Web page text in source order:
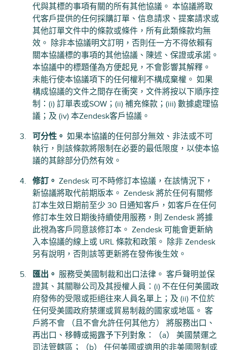
代與其標的事項有關的所有其他協議。 本協議將取
代客戶提供的任何採購訂單、信息請求、提案請求或
其他訂單文件中的條款或條件，所有此類條款均無
效。 除非本協議明文訂明，否則任一方不得依賴有
關本協議標的事項的其他協議、陳述、保證或承諾。
本協議中的標題僅為方便起見，不會影響其解釋。
未能行使本協議項下的任何權利不構成棄權。 如果
構成協議的文件之間存在衝突，文件將按以下順序控
制：(i) 訂單表或SOW；(ii) 補充條款；(iii) 數據處理協
議；及 (iv) 本Zendesk客戶協議。
可分性。 如果本協議的任何部分無效、非法或不可
執行，則該條款將限制在必要的最低限度，以使本協
議的其餘部分仍然有效。
修訂。 Zendesk 可不時修訂本協議，在該情況下，
新協議將取代前期版本。 Zendesk 將於任何有關修
訂本生效日期前至少 30 日通知客戶，如客戶在任何
修訂本生效日期後持續使用服務，則 Zendesk 將據
此視為客戶同意該修訂本。 Zendesk 可能會更新納
入本協議的線上或 URL 條款和政策。 除非 Zendesk
另有說明，否則該等更新將在發佈後生效。
匯出。 服務受美國制裁和出口法律。 客戶聲明並保
證其、其關聯公司及其授權人員：(i) 不在任何美國政
府發佈的受限或拒絕往來人員名單上；及 (ii) 不位於
任何受美國政府禁運或貿易制裁的國家或地區。 客
戶將不會 （且不會允許任何其他方） 將服務出口、
再出口、移轉或揭露予下列對象：（a） 美國禁運之
司法管轄區；（b） 任何美國或適用的非美國限制或